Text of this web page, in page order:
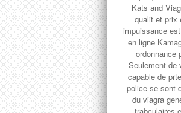
Kats and
qualit et prix
impuissance
en ligne
ordonnance
Seulement de
capable de
police se sont
du viagra